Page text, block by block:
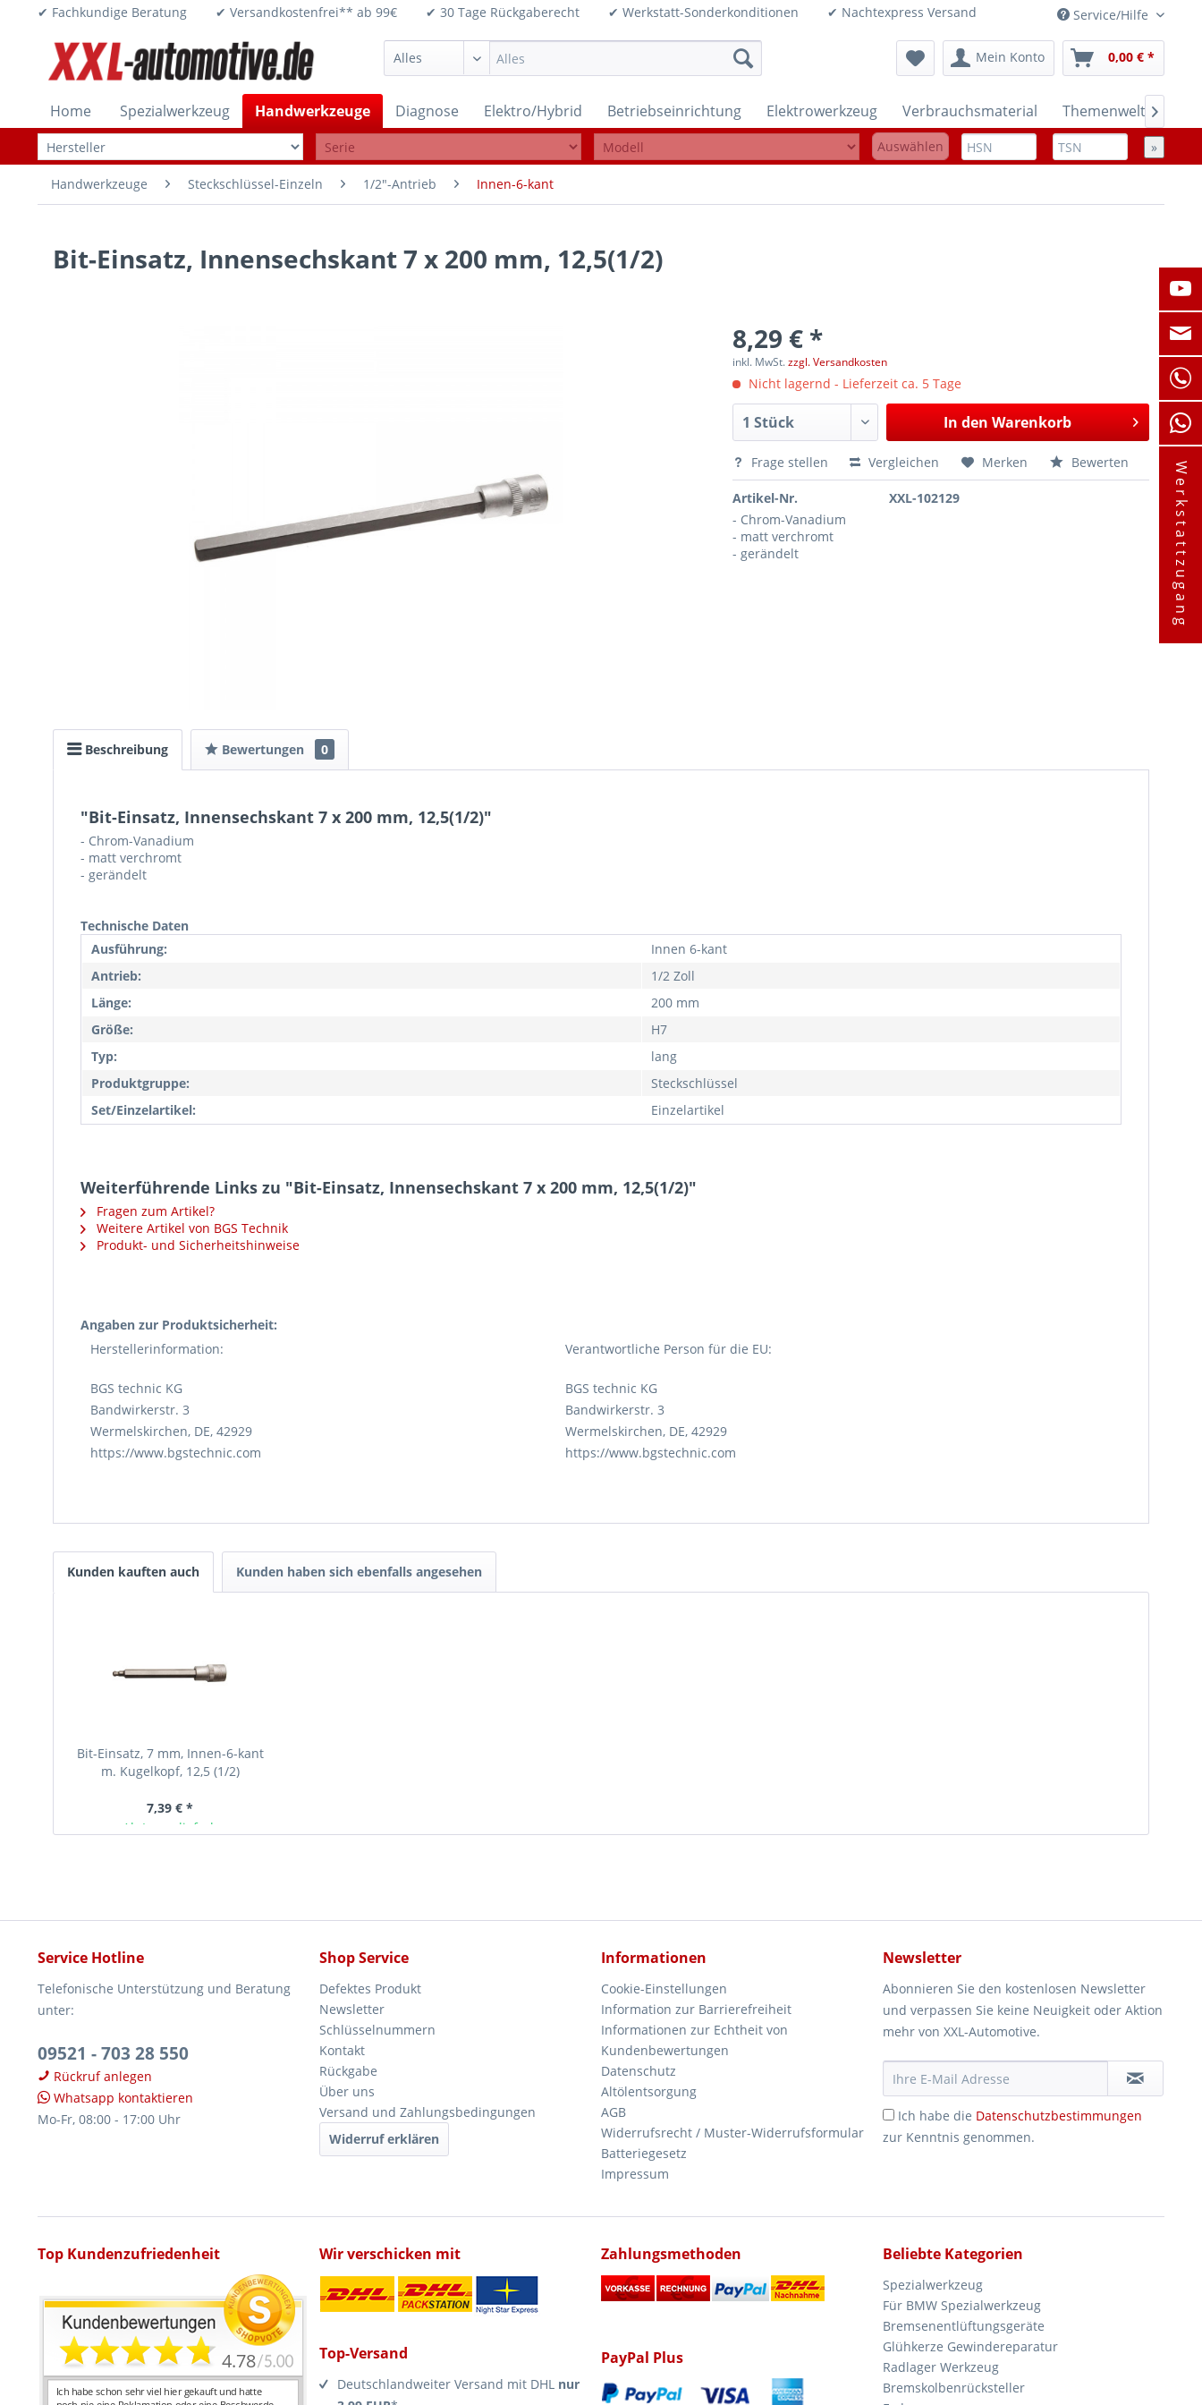
✔ Fachkundige Beratung ✔ Versandkostenfrei** ab 99€ ✔ 30 Tage Rückgaberecht ✔ Werkstatt-Sonderkonditionen ✔ Nachtexpress Versand Service/Hilfe
Mein Konto 0,00 € *
Home Spezialwerkzeug Handwerkzeuge Diagnose Elektro/Hybrid Betriebseinrichtung Elektrowerkzeug Verbrauchsmaterial Themenwelten

Auswählen »
Handwerkzeuge Steckschlüssel-Einzeln 1/2"-Antrieb Innen-6-kant
Bit-Einsatz, Innensechskant 7 x 200 mm, 12,5(1/2)
8,29 € *
inkl. MwSt.zzgl. Versandkosten
Nicht lagernd - Lieferzeit ca. 5 Tage
In den Warenkorb
Frage stellen Vergleichen Merken Bewerten
Artikel-Nr.
XXL-102129
- Chrom-Vanadium
- matt verchromt
- gerändelt
Beschreibung Bewertungen 0
"Bit-Einsatz, Innensechskant 7 x 200 mm, 12,5(1/2)"
- Chrom-Vanadium
- matt verchromt
- gerändelt
Technische Daten
Ausführung:
Innen 6-kant
Antrieb:
1/2 Zoll
Länge:
200 mm
Größe:
H7
Typ:
lang
Produktgruppe:
Steckschlüssel
Set/Einzelartikel:
Einzelartikel
Weiterführende Links zu "Bit-Einsatz, Innensechskant 7 x 200 mm, 12,5(1/2)"
Fragen zum Artikel?
Weitere Artikel von BGS Technik
Produkt- und Sicherheitshinweise
Angaben zur Produktsicherheit:
Herstellerinformation:
BGS technic KG
Bandwirkerstr. 3
Wermelskirchen, DE, 42929
https://www.bgstechnic.com
Verantwortliche Person für die EU:
BGS technic KG
Bandwirkerstr. 3
Wermelskirchen, DE, 42929
https://www.bgstechnic.com
Kunden kauften auch Kunden haben sich ebenfalls angesehen
Bit-Einsatz, 7 mm, Innen-6-kant
m. Kugelkopf, 12,5 (1/2)
7,39 € *
Ab Lager lieferbar
Service Hotline
Telefonische Unterstützung und Beratung
unter:
09521 - 703 28 550
Rückruf anlegen
Whatsapp kontaktieren
Mo-Fr, 08:00 - 17:00 Uhr
Shop Service
Defektes Produkt
Newsletter
Schlüsselnummern
Kontakt
Rückgabe
Über uns
Versand und Zahlungsbedingungen
Widerruf erklären
Informationen
Cookie-Einstellungen
Information zur Barrierefreiheit
Informationen zur Echtheit von
Kundenbewertungen
Datenschutz
Altölentsorgung
AGB
Widerrufsrecht / Muster-Widerrufsformular
Batteriegesetz
Impressum
Newsletter
Abonnieren Sie den kostenlosen Newsletter
und verpassen Sie keine Neuigkeit oder Aktion
mehr von XXL-Automotive.
Ich habe die Datenschutzbestimmungen
zur Kenntnis genommen.
Top Kundenzufriedenheit Wir verschicken mit
Top-Versand
Deutschlandweiter Versand mit DHL nur
Zahlungsmethoden
PayPal Plus
Beliebte Kategorien
Spezialwerkzeug
Für BMW Spezialwerkzeug
Bremsenentlüftungsgeräte
Glühkerze Gewindereparatur
Radlager Werkzeug
Bremskolbenrücksteller
Werkstattzugang